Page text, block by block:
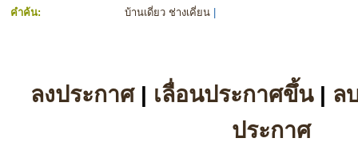
คำค้น:
บ้านเดี่ยว ช่างเคี่ยน
ลงประกาศ| เลื่อนประกาศขึ้น| ล
ประกาศ